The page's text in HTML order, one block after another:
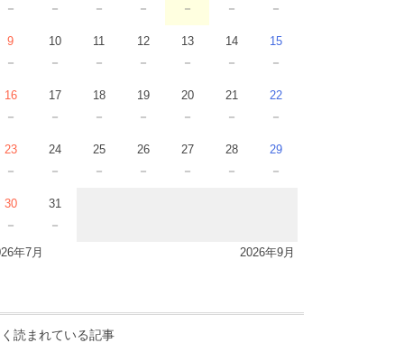
－ － － － － － －
9
－
10
－
11
－
12
－
13
－
14
－
15
－
16
－
17
－
18
－
19
－
20
－
21
－
22
－
23
－
24
－
25
－
26
－
27
－
28
－
29
－
30
－
31
－
年7月 2026年9月
読まれている記事